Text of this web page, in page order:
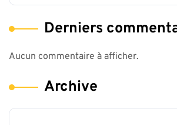
Derniers
Aucun commentaire à afficher.
Archive